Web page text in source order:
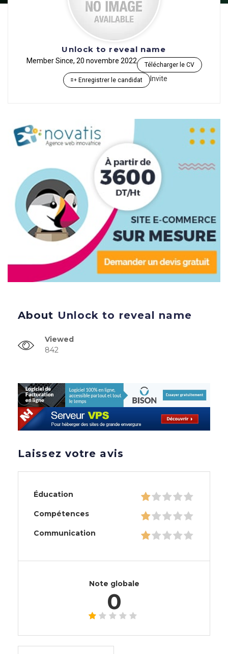
Unlock to reveal name
Member Since, 20 novembre 2022 Télécharger le CV
Enregistrer le candidat Invite
About Unlock to reveal name
Viewed
842
Laissez votre avis
Éducation
Compétences
Communication
Note globale
0